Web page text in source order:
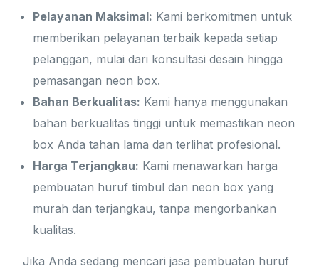
Pelayanan Maksimal: Kami berkomitmen untuk
memberikan pelayanan terbaik kepada setiap
pelanggan, mulai dari konsultasi desain hingga
pemasangan neon box.
Bahan Berkualitas: Kami hanya menggunakan
bahan berkualitas tinggi untuk memastikan neon
box Anda tahan lama dan terlihat profesional.
Harga Terjangkau: Kami menawarkan harga
pembuatan huruf timbul dan neon box yang
murah dan terjangkau, tanpa mengorbankan
kualitas.
Jika Anda sedang mencari jasa pembuatan huruf